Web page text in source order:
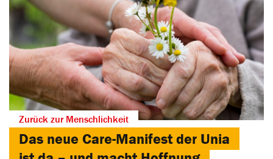
Zurück zur Menschlichkeit
Das neue Care-Manifest der Unia